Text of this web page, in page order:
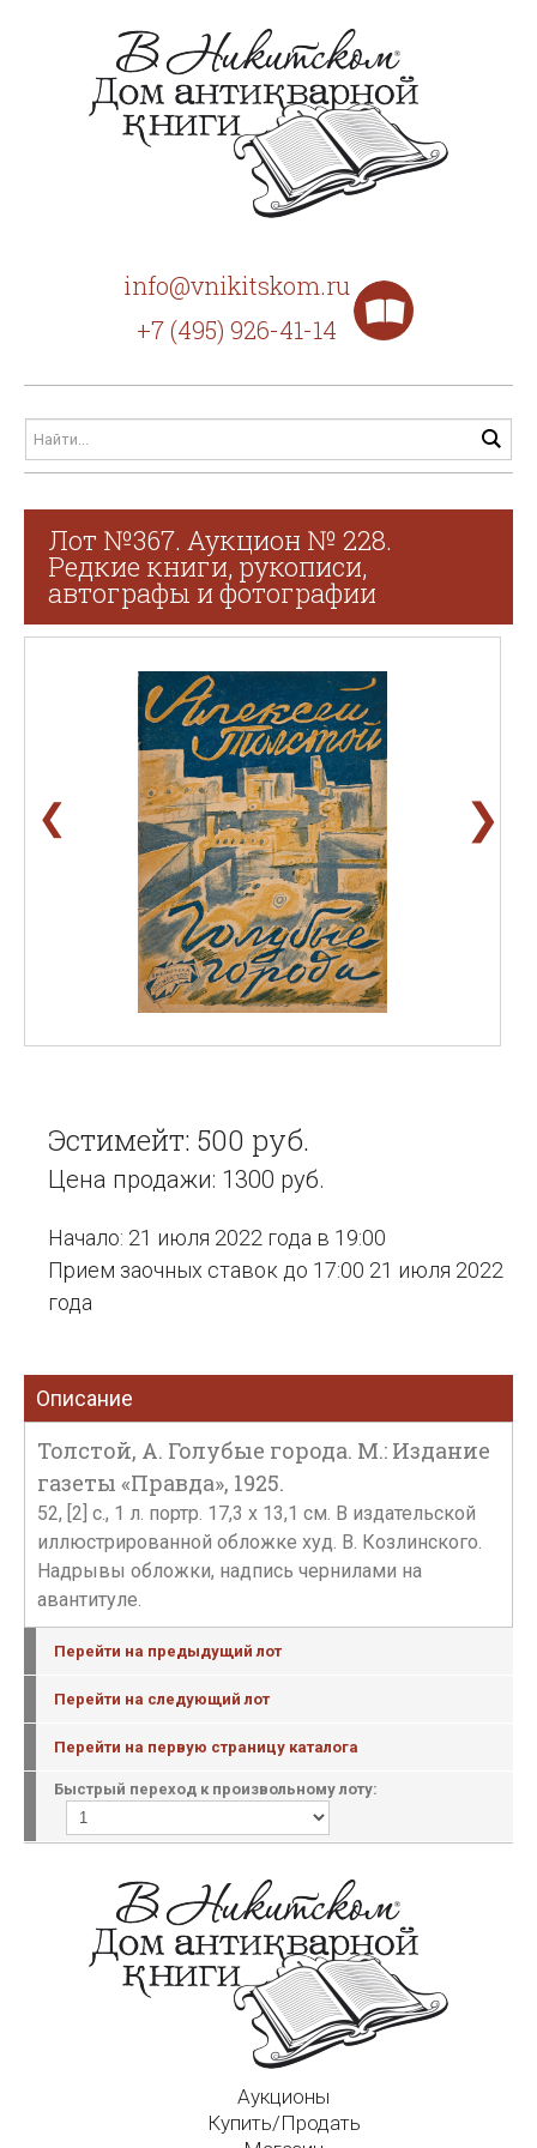
info@vnikitskom.ru
+7 (495) 926-41-14
Лот №367. Аукцион № 228.
Редкие книги, рукописи,
автографы и фотографии
❮ ❯
Эстимейт: 500 руб.
Цена продажи: 1300 руб.
Начало: 21 июля 2022 года в 19:00
Прием заочных ставок до 17:00 21 июля 2022
года
Описание
Толстой, А. Голубые города. М.: Издание
газеты «Правда», 1925.
52, [2] с., 1 л. портр. 17,3 х 13,1 см. В издательской
иллюстрированной обложке худ. В. Козлинского.
Надрывы обложки, надпись чернилами на
авантитуле.
Перейти на предыдущий лот
Перейти на следующий лот
Перейти на первую страницу каталога
Быстрый переход к произвольному лоту:
Аукционы
Купить/Продать